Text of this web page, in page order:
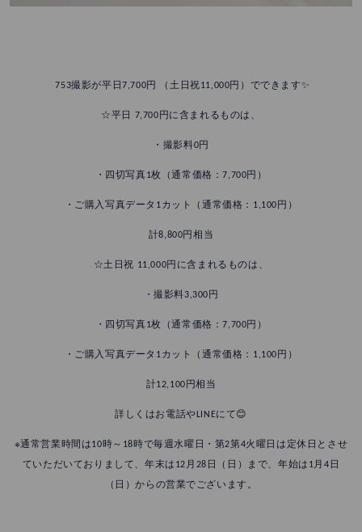
753撮影が平日7,700円 （土日祝11,000円）でできます✨
☆平日 7,700円に含まれるものは、
・撮影料0円
・四切写真1枚（通常価格：7,700円）
・ご購入写真データ1カット（通常価格：1,100円）
計8,800円相当
☆土日祝 11,000円に含まれるものは、
・撮影料3,300円
・四切写真1枚（通常価格：7,700円）
・ご購入写真データ1カット（通常価格：1,100円）
計12,100円相当
詳しくはお電話やLINEにて😊
※通常営業時間は10時～18時で毎週水曜日・第2第4火曜日は定休日とさせ
ていただいておりまして、年末は12月28日（日）まで、年始は1月4日
（日）からの営業でございます。